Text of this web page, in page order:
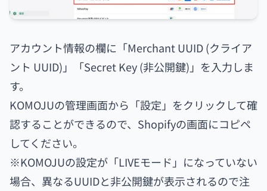
アカウント情報の欄に「Merchant UUID (クライア
ント UUID)」「Secret Key (非公開鍵)」を入力しま
す。
KOMOJUの管理画面から「設定」をクリックして確
認することができるので、Shopifyの画面にコピペ
してください。
※KOMOJUの設定が「LIVEモード」になっていない
場合、異なるUUIDと非公開鍵が表示されるので注